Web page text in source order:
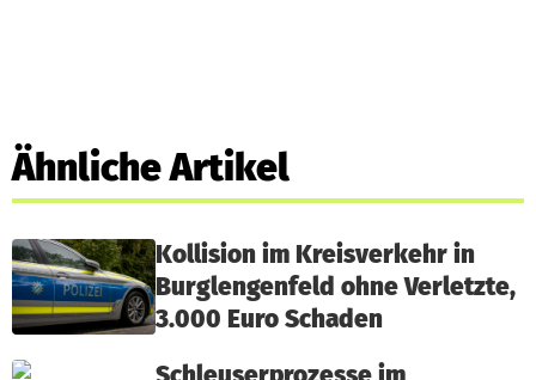
Ähnliche Artikel
Kollision im Kreisverkehr in
Burglengenfeld ohne Verletzte,
3.000 Euro Schaden